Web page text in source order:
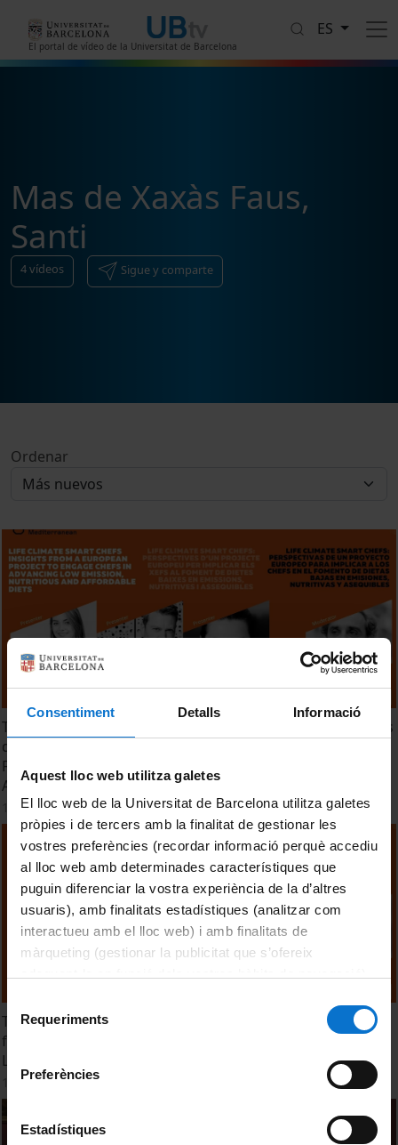
Consentiment Detalls Informació
Aquest lloc web utilitza galetes
El lloc web de la Universitat de Barcelona utilitza galetes
pròpies i de tercers amb la finalitat de gestionar les
vostres preferències (recordar informació perquè accediu
al lloc web amb determinades característiques que
puguin diferenciar la vostra experiència de la d’altres
usuaris), amb finalitats estadístiques (analitzar com
interactueu amb el lloc web) i amb finalitats de
màrqueting (gestionar la publicitat que s’ofereix
consultar laPolítica de galetes del lloc web de la
Selecció
Requeriments
Preferències
Estadístiques
El portal de vídeo de la Universitat de Barcelona
ES
Mas de Xaxàs Faus,
Santi
4vídeos Sigue y comparte
Ordenar
TTM 2024. Sesión 6. Life Climate Smart Chefs: Perspectivas
de un Proyecto Europeo para Implicar a los Chefs en el
Fomento de Dietas Bajas en Emisiones, Nutritivas y
Asequibles
14 Octubre, 2024
TTM 2024. Session 6. Life Climate Smart Chefs - Insights
from a European Project to Engage Chefs in Advancing
Low Emission, Nutritious and Affordable Diets
14 Octubre, 2024